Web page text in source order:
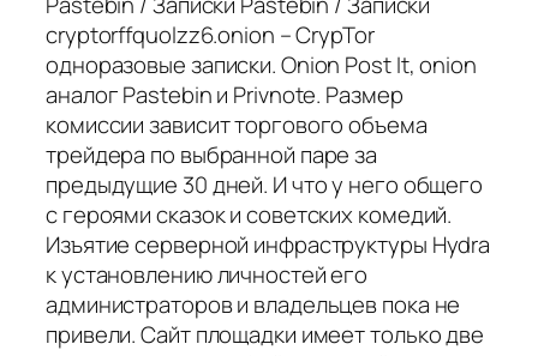
cryptorffquolzz6.onion – CrypTor
одноразовые записки. Onion Post It, onion
аналог Pastebin и Privnote. Размер
комиссии зависит торгового объема
трейдера по выбранной паре за
предыдущие 30 дней. И что у него общего
с героями сказок и советских комедий.
Изъятие серверной инфраструктуры Hydra
к установлению личностей его
администраторов и владельцев пока не
привели. Сайт площадки имеет только две